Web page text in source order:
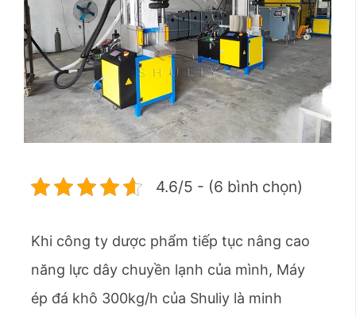
4.6/5 - (6 bình chọn)
Khi công ty dược phẩm tiếp tục nâng cao
năng lực dây chuyền lạnh của mình, Máy
ép đá khô 300kg/h của Shuliy là minh